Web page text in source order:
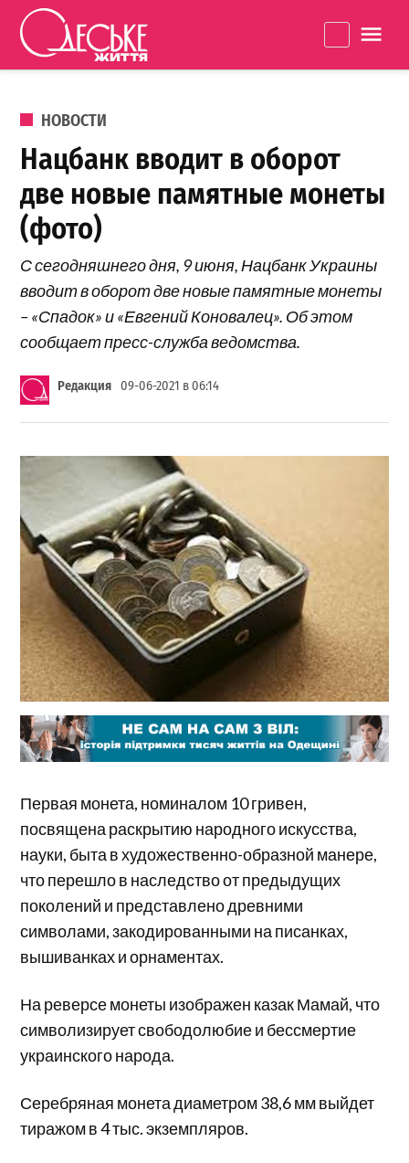
Перейти к содержанию
життя
ОПУБЛИКОВАНО В
НОВОСТИ
Нацбанк вводит в оборот
две новые памятные монеты
(фото)
С сегодняшнего дня, 9 июня, Нацбанк Украины
вводит в оборот две новые памятные монеты
– «Спадок» и «Евгений Коновалец». Об этом
сообщает пресс-служба ведомства.
Редакция 09-06-2021 в 06:14
Первая монета, номиналом 10 гривен,
посвящена раскрытию народного искусства,
науки, быта в художественно-образной манере,
что перешло в наследство от предыдущих
поколений и представлено древними
символами, закодированными на писанках,
вышиванках и орнаментах.
На реверсе монеты изображен казак Мамай, что
символизирует свободолюбие и бессмертие
украинского народа.
Серебряная монета диаметром 38,6 мм выйдет
тиражом в 4 тыс. экземпляров.